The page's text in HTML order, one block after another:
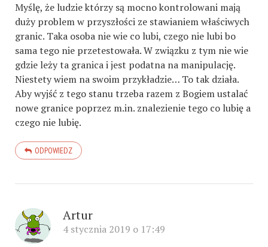
Myślę, że ludzie którzy są mocno kontrolowani mają
duży problem w przyszłości ze stawianiem właściwych
granic. Taka osoba nie wie co lubi, czego nie lubi bo
sama tego nie przetestowała. W związku z tym nie wie
gdzie leży ta granica i jest podatna na manipulację.
Niestety wiem na swoim przykładzie… To tak działa.
Aby wyjść z tego stanu trzeba razem z Bogiem ustalać
nowe granice poprzez m.in. znalezienie tego co lubię a
czego nie lubię.
ODPOWIEDZ
Artur
4 stycznia 2019 o 17:49